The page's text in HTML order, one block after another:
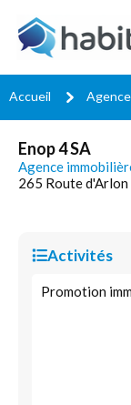
Accueil
Enop 4 SA
Agence
265 Route
Activités
Promotion